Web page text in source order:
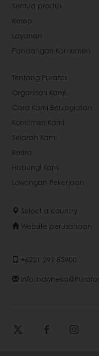
Semua produk
Resep
Layanan
Pandangan Konsumen
Tentang Puratos
Organisasi Kami
Cara Kami Berkegiatan
Komitmen Kami
Sejarah Kami
Berita
Hubungi Kami
Lowongan Pekerjaan
Select a country
Website perusahaan
+6221 291 85900